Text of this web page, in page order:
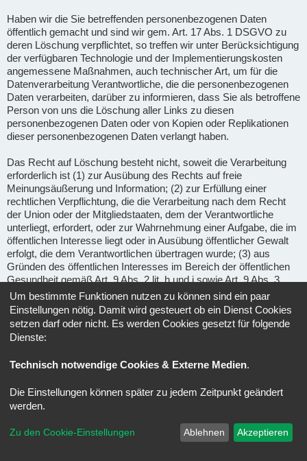
Haben wir die Sie betreffenden personenbezogenen Daten
öffentlich gemacht und sind wir gem. Art. 17 Abs. 1 DSGVO zu
deren Löschung verpflichtet, so treffen wir unter Berücksichtigung
der verfügbaren Technologie und der Implementierungskosten
angemessene Maßnahmen, auch technischer Art, um für die
Datenverarbeitung Verantwortliche, die die personenbezogenen
Daten verarbeiten, darüber zu informieren, dass Sie als betroffene
Person von uns die Löschung aller Links zu diesen
personenbezogenen Daten oder von Kopien oder Replikationen
dieser personenbezogenen Daten verlangt haben.
Das Recht auf Löschung besteht nicht, soweit die Verarbeitung
erforderlich ist (1) zur Ausübung des Rechts auf freie
Meinungsäußerung und Information; (2) zur Erfüllung einer
rechtlichen Verpflichtung, die die Verarbeitung nach dem Recht
der Union oder der Mitgliedstaaten, dem der Verantwortliche
unterliegt, erfordert, oder zur Wahrnehmung einer Aufgabe, die im
öffentlichen Interesse liegt oder in Ausübung öffentlicher Gewalt
erfolgt, die dem Verantwortlichen übertragen wurde; (3) aus
Gründen des öffentlichen Interesses im Bereich der öffentlichen
Gesundheit gemäß Art. 9 Abs. 2 lit. h und i sowie Art. 9 Abs. 3
DSGVO; (4) für im öffentlichen Interesse liegende Archivzwecke,
wissenschaftliche oder historische Forschungszwecke oder für
statistische Zwecke gem. Art. 89 Abs. 1 DSGVO, soweit das
unter Abschnitt a) genannte Recht voraussichtlich die
Verwirklichung der Ziele dieser Verarbeitung unmöglich macht
Ausübung oder Verteidigung von Rechtsansprüchen.
Recht auf Einschränkung der Verarbeitung(Art. 18 DSGVO) -
Unter den folgenden Voraussetzungen können Sie die
Einschränkung der Verarbeitung der Sie betreffenden
personenbezogenen Daten verlangen: wenn Sie die Richtigkeit
Um bestimmte Funktionen nutzen zu können sind ein paar
Einstellungen nötig. Damit wird gesteuert ob ein Dienst Cookies
setzen darf oder nicht. Es werden Cookies gesetzt für folgende
Dienste:
Technisch notwendige Cookies & Externe Medien.
Die Einstellungen können später zu jedem Zeitpunkt geändert
werden.
Zu den Cookie-Einstellungen Ablehnen Akzeptieren